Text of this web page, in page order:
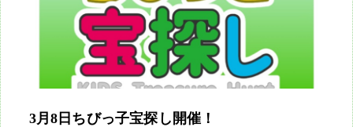
3月8日ちびっ子宝探し開催！